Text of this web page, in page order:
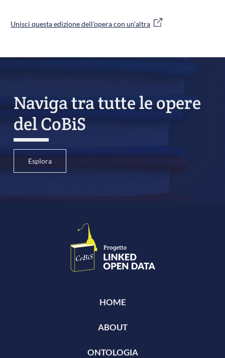
Unisci questa edizione dell'opera con un'altra
Naviga tra tutte le opere
del CoBiS
Esplora
HOME
ABOUT
ONTOLOGIA